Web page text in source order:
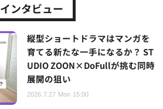
インタビュー
縦型ショートドラマはマンガを
育てる新たな一手になるか？ ST
UDIO ZOON×DoFullが挑む同時
展開の狙い
2026.7.27 Mon 15:00